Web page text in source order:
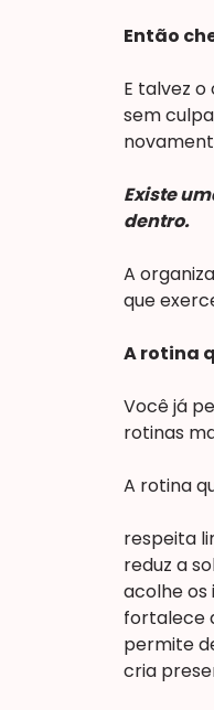
Então
E talvez
sem
Existe
dentro.
A
que
A rotina
Você já
rotinas
A rotina
respeita
reduz a
acolhe os
fortalece
permite
cria